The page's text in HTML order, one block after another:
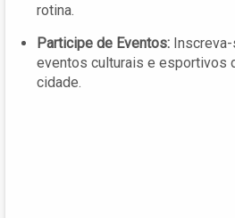
rotina.
Participe de Eventos:
eventos culturais e esportivos
cidade.